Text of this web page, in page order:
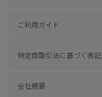
ご利用ガイド
特定商取引法に基づく表記
会社概要